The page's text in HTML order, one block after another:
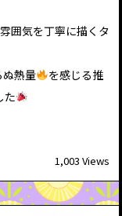
囲気を丁寧に描くタ
ぬ熱量
を感じる推
た
1,003 Views